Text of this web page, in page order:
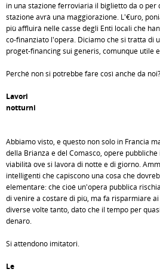
in una stazione ferroviaria il biglietto da o per
stazione avrà una maggiorazione. L'€uro,
più affluirà nelle casse degli Enti locali che
co-finanziato l'opera. Diciamo che si tratta di
proget-financing sui generis, comunque utile
Perché non si potrebbe fare così anche da noi?
Lavori
notturni
Abbiamo visto, e questo non solo in Francia
della Brianza e del Comasco, opere
viabilità ove si lavora di notte e di giorno.
intelligenti che capiscono una cosa che
elementare: che cioé un'opera pubblica
di venire a costare di più, ma fa risparmiare
diverse volte tanto, dato che il tempo per
denaro.
Si attendono imitatori.
Le